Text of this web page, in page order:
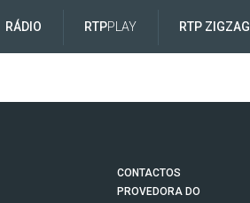
RÁDIO RTPPLAY RTP ZIGZAG
CONTACTOS
PROVEDORA DO